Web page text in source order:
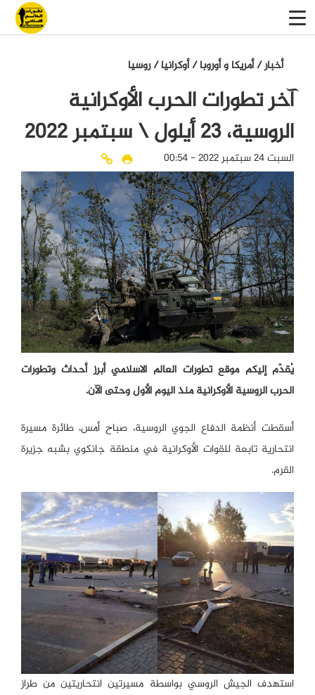
أخبار/أمريكا و أوروبا/أوكرانيا/روسيا
آخر تطورات الحرب الأوكرانية
الروسية، 23 أيلول \ سبتمبر 2022
السبت 24 سبتمبر 2022 - 00:54
يُقدّم إليكم موقع تطورات العالم الاسلامي أبرز أحداث وتطورات
الحرب الروسية الأوكرانية منذ اليوم الأول وحتى الآن.
أسقطت أنظمة الدفاع الجوي الروسية، صباح أمس، طائرة مسيرة
انتحارية تابعة للقوات الأوكرانية في منطقة جانكوي بشبه جزيرة
القرم.
استهدف الجيش الروسي بواسطة مسيرتين انتحاريتين من طراز